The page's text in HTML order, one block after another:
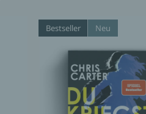
Bestseller Neu